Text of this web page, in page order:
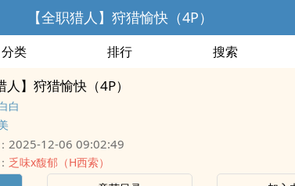
【全职猎人】狩猎愉快（4P）
分类 排行 搜索
人】狩猎愉快（4P）
白
2025-12-06 09:02:49
乏味x馥郁（H西索）